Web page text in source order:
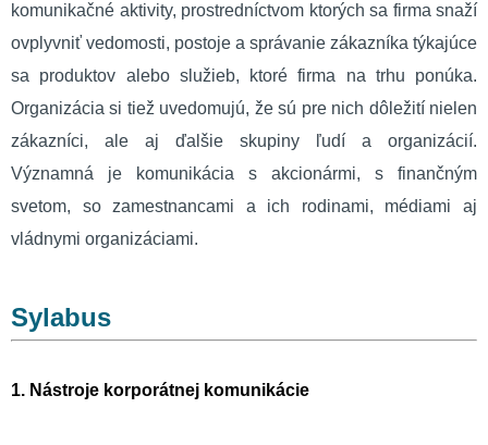
komunikačné aktivity, prostredníctvom ktorých sa firma snaží
ovplyvniť vedomosti, postoje a správanie zákazníka týkajúce
sa produktov alebo služieb, ktoré firma na trhu ponúka.
Organizácia si tiež uvedomujú, že sú pre nich dôležití nielen
zákazníci, ale aj ďalšie skupiny ľudí a organizácií.
Významná je komunikácia s akcionármi, s finančným
svetom, so zamestnancami a ich rodinami, médiami aj
vládnymi organizáciami.
Sylabus
1. Nástroje korporátnej komunikácie